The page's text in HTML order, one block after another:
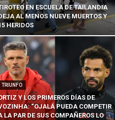
EN ESCUELA DE TAILANDIA
AL MENOS NUEVE MUERTOS Y
HERIDOS
TRIUNFO
Y LOS PRIMEROS DÍAS DE
“OJALÁ PUEDA COMPETIR
LA PAR DE SUS COMPAÑEROS LO